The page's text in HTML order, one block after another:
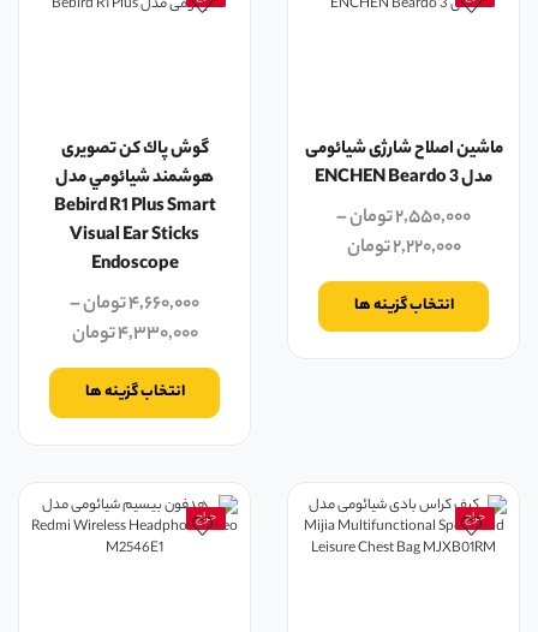
ماشین اصلاح شارژی شیائومی
مدل ENCHEN Beardo 3
۲,۵۵۰,۰۰۰تومان–
۲,۲۲۰,۰۰۰تومان
انتخاب گزینه ها
گوش پاك كن تصویری
هوشمند شيائومي مدل
Bebird R1 Plus Smart
Visual Ear Sticks
Endoscope
۴,۶۶۰,۰۰۰تومان–
۴,۳۳۰,۰۰۰تومان
انتخاب گزینه ها
حراج حراج